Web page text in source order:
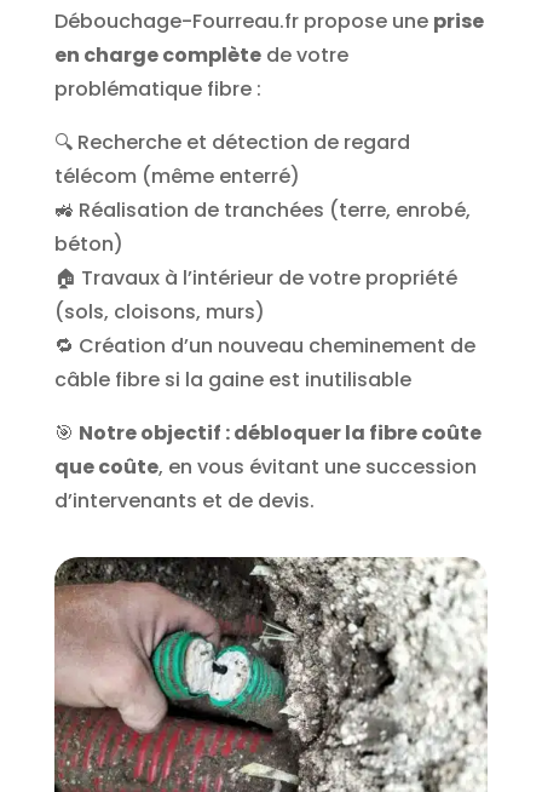
Débouchage-Fourreau.fr propose une prise
en charge complètede votre
problématique fibre :
🔍 Recherche et détection de regard
télécom (même enterré)
🚜 Réalisation de tranchées (terre, enrobé,
béton)
🏠 Travaux à l’intérieur de votre propriété
(sols, cloisons, murs)
🔁 Création d’un nouveau cheminement de
câble fibre si la gaine est inutilisable
🎯 Notre objectif : débloquer la fibre coûte
que coûte, en vous évitant une succession
d’intervenants et de devis.